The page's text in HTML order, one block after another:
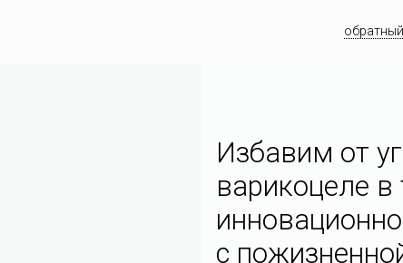
Избавим от
варикоцеле в
c